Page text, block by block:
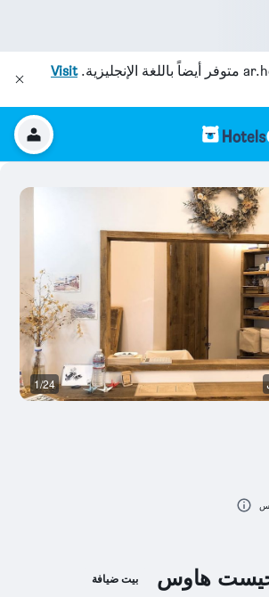
متوفر أيضاً باللغة الإنجليزية.Visit
جيست هاوس بيت ضيافة
1/24